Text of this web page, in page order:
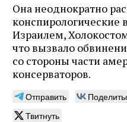
Она неоднократно
конспирологические
Израилем,
что вызвало
со стороны части
консерваторов.
Отправить
Твитнуть